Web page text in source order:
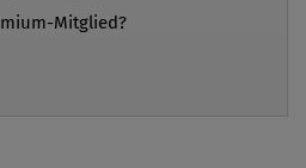
in Kraft getreten sind,
kontextabhängig.
Mitglied?